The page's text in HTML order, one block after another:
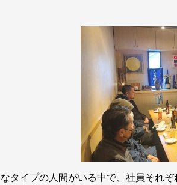
タイプの人間がいる中で、社員それ